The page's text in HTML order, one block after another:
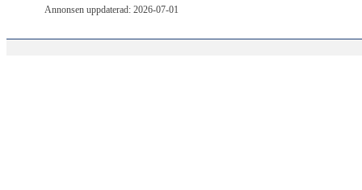
Annonsen uppdaterad: 2026-07-01